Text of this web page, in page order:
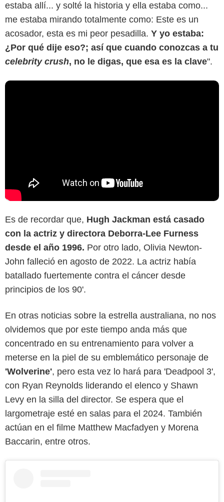
estaba allí... y solté la historia y ella estaba como...
me estaba mirando totalmente como: Este es un
acosador, esta es mi peor pesadilla. Y yo estaba:
¿Por qué dije eso?; así que cuando conozcas a tu
celebrity crush, no le digas, que esa es la clave".
Es de recordar que, Hugh Jackman está casado
con la actriz y directora Deborra-Lee Furness
desde el año 1996. Por otro lado, Olivia Newton-
John falleció en agosto de 2022. La actriz había
batallado fuertemente contra el cáncer desde
principios de los 90'.
En otras noticias sobre la estrella australiana, no nos
olvidemos que por este tiempo anda más que
concentrado en su entrenamiento para volver a
meterse en la piel de su emblemático personaje de
'Wolverine', pero esta vez lo hará para 'Deadpool 3',
con Ryan Reynolds liderando el elenco y Shawn
Levy en la silla del director. Se espera que el
largometraje esté en salas para el 2024. También
actúan en el filme Matthew Macfadyen y Morena
Baccarin, entre otros.